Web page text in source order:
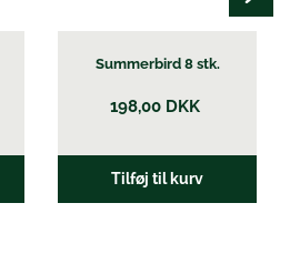
Summerbird 8 stk.
198,00 DKK
Tilføj til kurv